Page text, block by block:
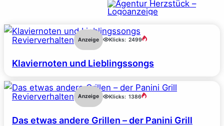
Revierverhalten Anzeige Klicks: 2499
Klaviernoten und Lieblingssongs
Revierverhalten Anzeige Klicks: 1386
Das etwas andere Grillen – der Panini Grill